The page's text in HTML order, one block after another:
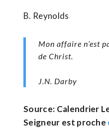
B. Reynolds
Mon affaire n’est
de Christ.
J.N. Darby
Source: Calendrier
Seigneur est proche